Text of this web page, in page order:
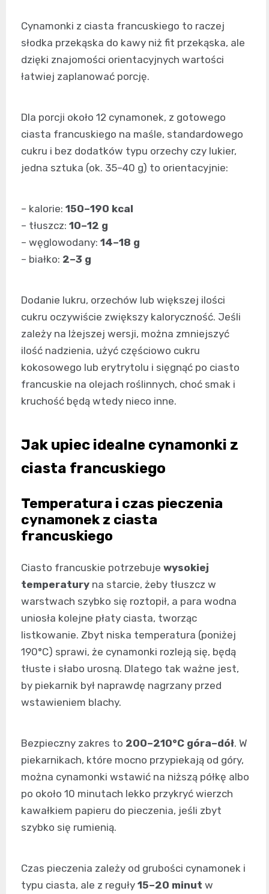
Cynamonki z ciasta francuskiego to raczej
słodka przekąska do kawy niż fit przekąska, ale
dzięki znajomości orientacyjnych wartości
łatwiej zaplanować porcję.
Dla porcji około 12 cynamonek, z gotowego
ciasta francuskiego na maśle, standardowego
cukru i bez dodatków typu orzechy czy lukier,
jedna sztuka (ok. 35–40 g) to orientacyjnie:
– kalorie: 150–190 kcal
– tłuszcz: 10–12 g
– węglowodany: 14–18 g
– białko: 2–3 g
Dodanie lukru, orzechów lub większej ilości
cukru oczywiście zwiększy kaloryczność. Jeśli
zależy na lżejszej wersji, można zmniejszyć
ilość nadzienia, użyć częściowo cukru
kokosowego lub erytrytolu i sięgnąć po ciasto
francuskie na olejach roślinnych, choć smak i
kruchość będą wtedy nieco inne.
Jak upiec idealne cynamonki z
ciasta francuskiego
Temperatura i czas pieczenia
cynamonek z ciasta
francuskiego
Ciasto francuskie potrzebuje wysokiej
temperatury na starcie, żeby tłuszcz w
warstwach szybko się roztopił, a para wodna
uniosła kolejne płaty ciasta, tworząc
listkowanie. Zbyt niska temperatura (poniżej
190°C) sprawi, że cynamonki rozleją się, będą
tłuste i słabo urosną. Dlatego tak ważne jest,
by piekarnik był naprawdę nagrzany przed
wstawieniem blachy.
Bezpieczny zakres to 200–210°C góra–dół. W
piekarnikach, które mocno przypiekają od góry,
można cynamonki wstawić na niższą półkę albo
po około 10 minutach lekko przykryć wierzch
kawałkiem papieru do pieczenia, jeśli zbyt
szybko się rumienią.
Czas pieczenia zależy od grubości cynamonek i
typu ciasta, ale z reguły 15–20 minut w